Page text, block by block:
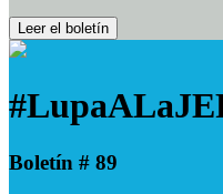
Leer el boletín
Boletín # 89